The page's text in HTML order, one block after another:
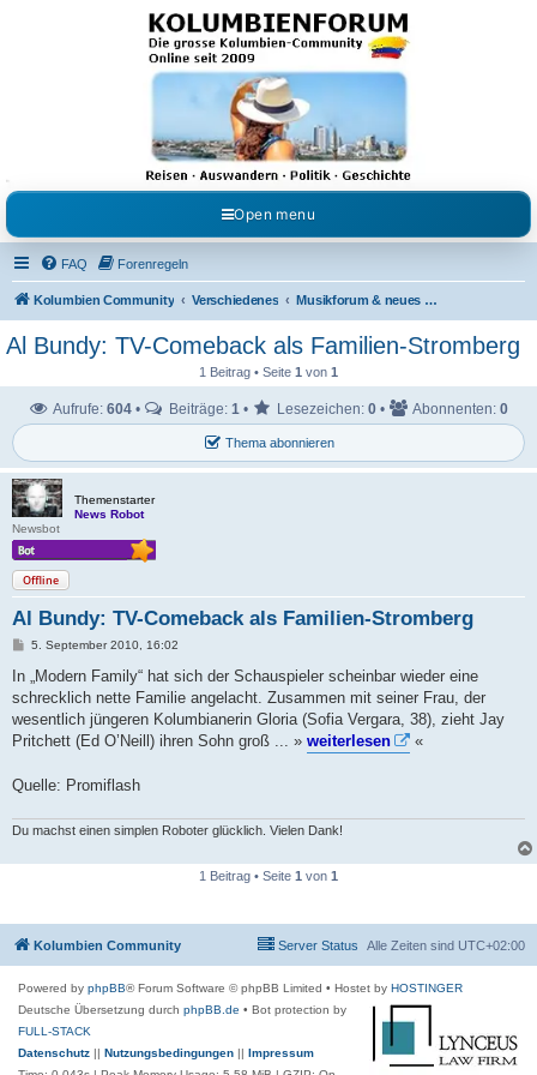
Kolumbienforum - Das
grosse Forum der
Freunde Kolumbiens
Reisen, Auswandern, Kultur, Politik, Geschichte und Visum in Kolumbien und Venezuela.
Austausch, Erfahrungen und Gemeinschaft im Kolumbienforum
Open menu
FAQ Forenregeln
Kolumbien Community Verschiedenes Musikforum & neues aus dem Showgeschäft
Al Bundy: TV-Comeback als Familien-Stromberg
1 Beitrag • Seite 1 von 1
Thema abonnieren
Aufrufe: 604 • Beiträge: 1 • Lesezeichen: 0 • Abonnenten: 0
Themenstarter
News Robot
Newsbot
Offline
Al Bundy: TV-Comeback als Familien-Stromberg
B
r
a
5. September 2010, 16:02
In „Modern Family“ hat sich der Schauspieler scheinbar wieder eine
schrecklich nette Familie angelacht. Zusammen mit seiner Frau, der
wesentlich jüngeren Kolumbianerin Gloria (Sofia Vergara, 38), zieht Jay
Pritchett (Ed O’Neill) ihren Sohn groß ... » weiterlesen «
Quelle: Promiflash
Du machst einen simplen Roboter glücklich. Vielen Dank!
1 Beitrag • Seite 1 von 1
Kolumbien Community Alle Zeiten sind UTC+02:00
Server Status
Powered by phpBB® Forum Software © phpBB Limited • Hostet by HOSTINGER
Deutsche Übersetzung durch phpBB.de • Bot protection by
FULL-STACK
Datenschutz || Nutzungsbedingungen || Impressum